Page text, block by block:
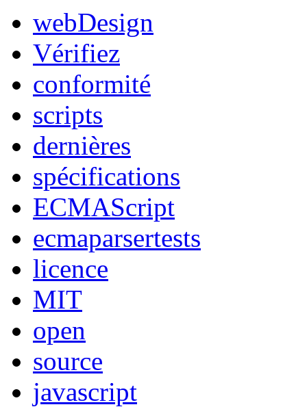
webDesign
Vérifiez
conformité
scripts
dernières
spécifications
ECMAScript
ecmaparsertests
licence
MIT
open
source
javascript